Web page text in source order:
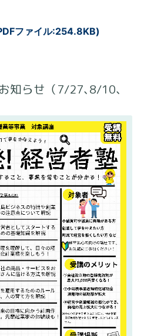
ファイル:254.8KB)
知らせ（7/27､8/10､